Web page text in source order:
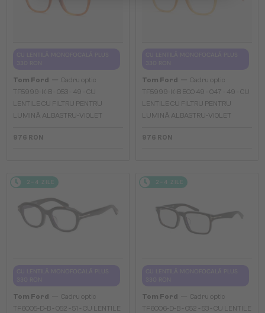
Tom Ford
Cadru optic
TF5999-K-B - 053 - 49 - CU
LENTILE CU FILTRU PENTRU
LUMINĂ ALBASTRU-VIOLET
976 RON
Tom Ford
Cadru optic
TF5999-K-B ECO 49 - 047 - 49 - CU
LENTILE CU FILTRU PENTRU
LUMINĂ ALBASTRU-VIOLET
976 RON
2-4 ZILE
Tom Ford
Cadru optic
TF6005-D-B - 052 - 51 - CU LENTILE
2-4 ZILE
Tom Ford
Cadru optic
TF6006-D-B - 052 - 53 - CU LENTILE